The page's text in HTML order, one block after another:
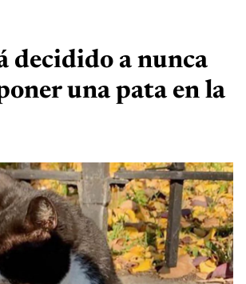
decidido a nunca
una pata en la